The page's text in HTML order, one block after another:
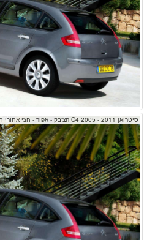
סיטרואן C4 2005 - 2011 הצ'בק - אפור - חצי אחורי חצי צידי